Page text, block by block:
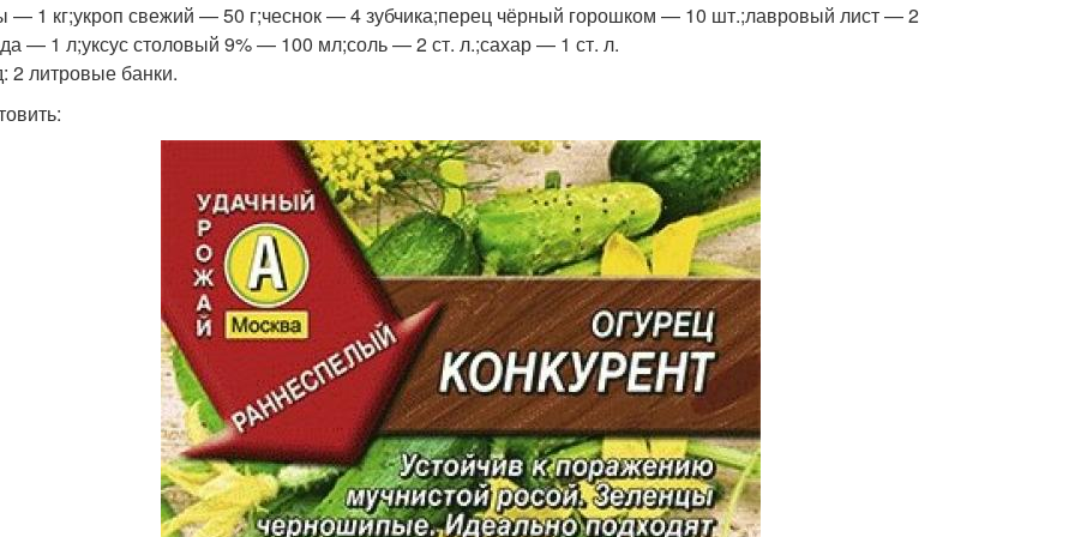
— 1 кг;укроп свежий — 50 г;чеснок — 4 зубчика;перец чёрный горошком — 10 шт.;лавровый лист — 2
— 1 л;уксус столовый 9% — 100 мл;соль — 2 ст. л.;сахар — 1 ст. л.
2 литровые банки.